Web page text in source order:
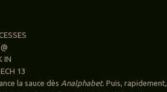
IN
13
la sauce dès Analphabet. Puis, rapidement,